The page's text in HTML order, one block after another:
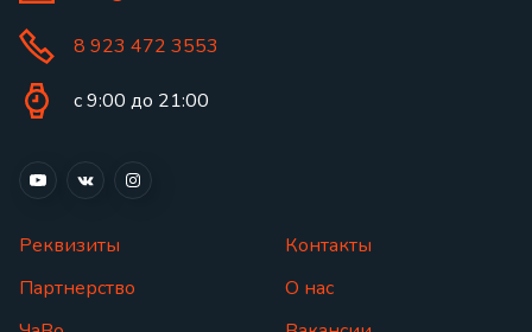
8 923 472 3553
с 9:00 до 21:00
Реквизиты
Партнерство
Контакты
О нас